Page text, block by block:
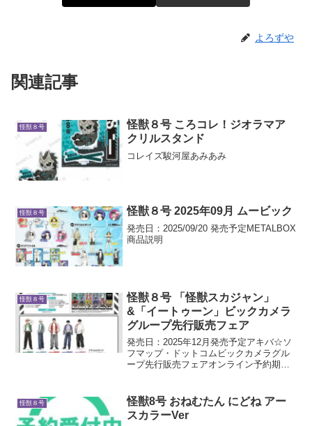
よろずや
関連記事
怪獣８号
怪獣８号 ころコレ！ジオラマア
クリルスタンド
コレイズ駿河屋あみあみ
怪獣８号 怪獣８号 2025年09月 ムービック
発売日：2025/09/20 発売予定METALBOX
商品説明
怪獣８号
怪獣８号 「怪獣スカジャン」
&「イートゥーン」ビックカメラ
グループ先行販売フェア
発売日：2025年12月発売予定アキバ☆ソ
フマップ・ドットコムビックカメラグル
ープ先行販売フェアオンライン予約期間
プ(オンラインショップ)...
怪獣８号
怪獣8号 おねむたん にどね アー
スカラーVer